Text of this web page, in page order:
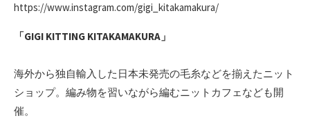
https://www.instagram.com/gigi_kitakamakura/
「GIGI KITTING KITAKAMAKURA」
海外から独自輸入した日本未発売の毛糸などを揃えたニット
ショップ。編み物を習いながら編むニットカフェなども開
催。